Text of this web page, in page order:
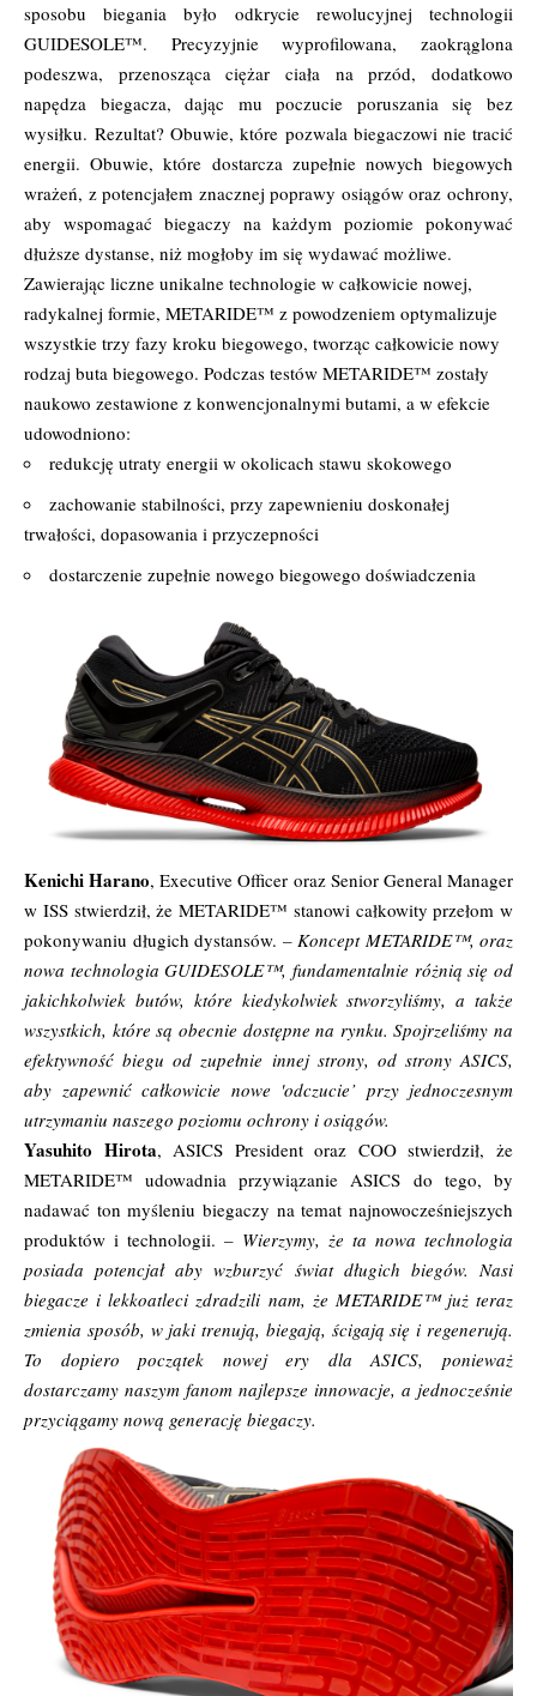
sposobu biegania było odkrycie rewolucyjnej technologii
GUIDESOLE™. Precyzyjnie wyprofilowana, zaokrąglona
podeszwa, przenosząca ciężar ciała na przód, dodatkowo
napędza biegacza, dając mu poczucie poruszania się bez
wysiłku. Rezultat? Obuwie, które pozwala biegaczowi nie tracić
energii. Obuwie, które dostarcza zupełnie nowych biegowych
wrażeń, z potencjałem znacznej poprawy osiągów oraz ochrony,
aby wspomagać biegaczy na każdym poziomie pokonywać
dłuższe dystanse, niż mogłoby im się wydawać możliwe.
Zawierając liczne unikalne technologie w całkowicie nowej,
radykalnej formie, METARIDE™ z powodzeniem optymalizuje
wszystkie trzy fazy kroku biegowego, tworząc całkowicie nowy
rodzaj buta biegowego. Podczas testów METARIDE™ zostały
naukowo zestawione z konwencjonalnymi butami, a w efekcie
udowodniono:
redukcję utraty energii w okolicach stawu skokowego
zachowanie stabilności, przy zapewnieniu doskonałej
trwałości, dopasowania i przyczepności
dostarczenie zupełnie nowego biegowego doświadczenia
Kenichi Harano, Executive Officer oraz Senior General Manager
w ISS stwierdził, że METARIDE™ stanowi całkowity przełom w
pokonywaniu długich dystansów. – Koncept METARIDE™, oraz
nowa technologia GUIDESOLE™, fundamentalnie różnią się od
jakichkolwiek butów, które kiedykolwiek stworzyliśmy, a także
wszystkich, które są obecnie dostępne na rynku. Spojrzeliśmy na
efektywność biegu od zupełnie innej strony, od strony ASICS,
aby zapewnić całkowicie nowe 'odczucie’ przy jednoczesnym
utrzymaniu naszego poziomu ochrony i osiągów.
Yasuhito Hirota, ASICS President oraz COO stwierdził, że
METARIDE™ udowadnia przywiązanie ASICS do tego, by
nadawać ton myśleniu biegaczy na temat najnowocześniejszych
produktów i technologii. – Wierzymy, że ta nowa technologia
posiada potencjał aby wzburzyć świat długich biegów. Nasi
biegacze i lekkoatleci zdradzili nam, że METARIDE™ już teraz
zmienia sposób, w jaki trenują, biegają, ścigają się i regenerują.
To dopiero początek nowej ery dla ASICS, ponieważ
dostarczamy naszym fanom najlepsze innowacje, a jednocześnie
przyciągamy nową generację biegaczy.